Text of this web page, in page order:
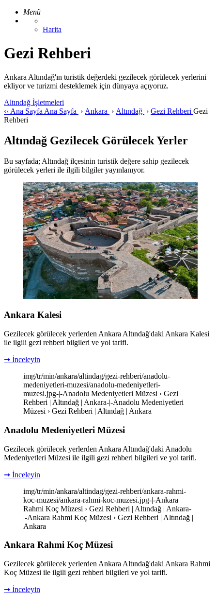
Menü
Harita
Gezi Rehberi
Ankara Altındağ'ın turistik değerdeki gezilecek görülecek yerlerini
ekliyor ve turizmi desteklemek için dünyaya açıyoruz.
Altındağ İşletmeleri
‹‹ Ana Sayfa Ana Sayfa › Ankara › Altındağ › Gezi Rehberi Gezi
Rehberi
Altındağ Gezilecek Görülecek Yerler
Bu sayfada; Altındağ ilçesinin turistik değere sahip gezilecek
görülecek yerleri ile ilgili bilgiler yayınlanıyor.
Ankara Kalesi
Gezilecek görülecek yerlerden Ankara Altındağ'daki Ankara Kalesi
ile ilgili gezi rehberi bilgileri ve yol tarifi.
➞ İnceleyin
img/tr/min/ankara/altindag/gezi-rehberi/anadolu-
medeniyetleri-muzesi/anadolu-medeniyetleri-
muzesi.jpg-|-Anadolu Medeniyetleri Müzesi › Gezi
Rehberi | Altındağ | Ankara-|-Anadolu Medeniyetleri
Müzesi › Gezi Rehberi | Altındağ | Ankara
Anadolu Medeniyetleri Müzesi
Gezilecek görülecek yerlerden Ankara Altındağ'daki Anadolu
Medeniyetleri Müzesi ile ilgili gezi rehberi bilgileri ve yol tarifi.
➞ İnceleyin
img/tr/min/ankara/altindag/gezi-rehberi/ankara-rahmi-
koc-muzesi/ankara-rahmi-koc-muzesi.jpg-|-Ankara
Rahmi Koç Müzesi › Gezi Rehberi | Altındağ | Ankara-
|-Ankara Rahmi Koç Müzesi › Gezi Rehberi | Altındağ |
Ankara
Ankara Rahmi Koç Müzesi
Gezilecek görülecek yerlerden Ankara Altındağ'daki Ankara Rahmi
Koç Müzesi ile ilgili gezi rehberi bilgileri ve yol tarifi.
➞ İnceleyin